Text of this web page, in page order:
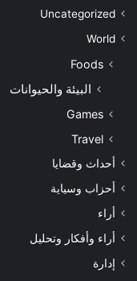
Uncategorized
World
Foods
البيئة والحيوانات
Games
Travel
أحداث وقضايا
أحزاب وسياية
أراء
أراء وأفكار وتحليل
إدارة